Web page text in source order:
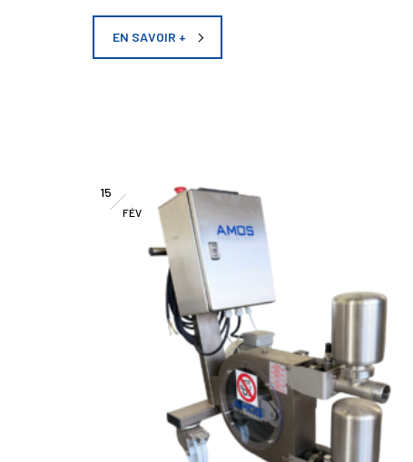
EN SAVOIR +
15
FÉV